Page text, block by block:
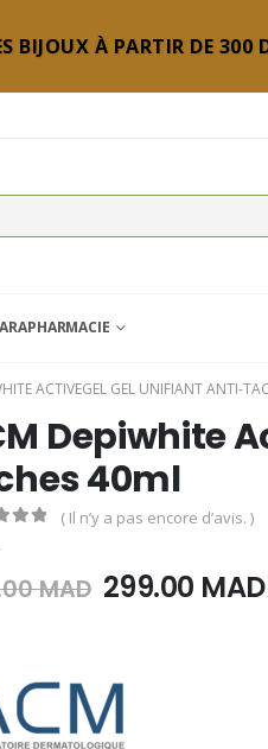
BIJOUX À PARTIR DE 300
ACTIVEGEL GEL UNIFIANT ANTI-
Depiwhite
40ml
( Il n’y a pas encore d’avis. )
MAD Le
393.00
MAD.
299.00 MAD